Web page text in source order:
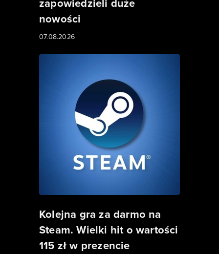
nowości
07.08.2026
Kolejna gra za darmo na
Steam. Wielki hit o wartości
115 zł w prezencie